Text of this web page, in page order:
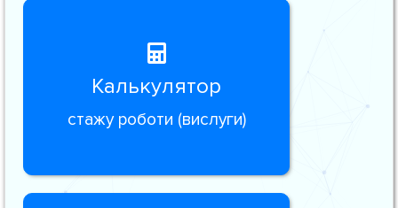
Калькулятор
стажу роботи (вислуги)